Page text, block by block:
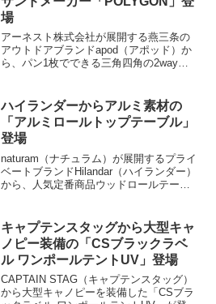
場
アーネスト株式会社が展開する燕三条の
アウトドアブランドapod（アポッド）か
ら、パン1枚でできる三角四角の2wayホ
ビスMakuake（マクアケ）で登場しまし
た。詳細をレビューします。
ハイランダーからアルミ素材の
「アルミロールトップテーブル」
登場
naturam（ナチュラム）が展開するプライ
ベートブランドHilandar（ハイランダー）
から、人気定番商品ウッドロールテーブ
素材によるメリットなどを中心に詳細を
レビューします。
キャプテンスタッグから大型キャ
ノピー装備の「CSブラックラベ
ル ワンポールテントUV」登場
CAPTAIN STAG（キャプテンスタッグ）
から大型キャノピーを装備した「CSブラ